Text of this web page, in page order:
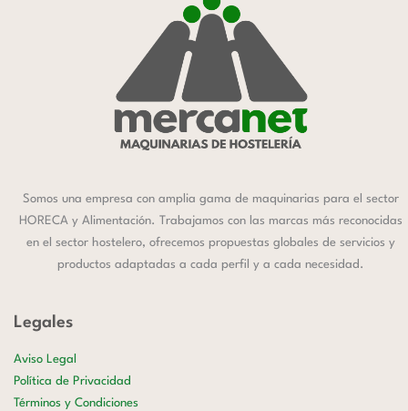
Somos una empresa con amplia gama de maquinarias para el sector
HORECA y Alimentación. Trabajamos con las marcas más reconocidas
en el sector hostelero, ofrecemos propuestas globales de servicios y
productos adaptadas a cada perfil y a cada necesidad.
Legales
Aviso Legal
Política de Privacidad
Términos y Condiciones